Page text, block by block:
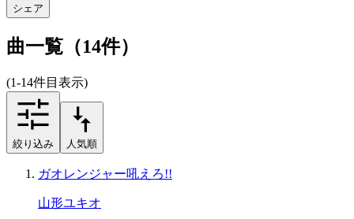
シェア
曲一覧（14件）
(1-14件目表示)
絞り込み 人気順
ガオレンジャー吼えろ!!
山形ユキオ